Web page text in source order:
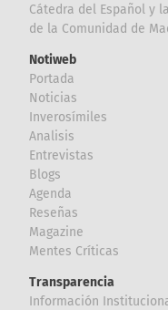
Cátedra del Español y
de la Comunidad de
Notiweb
Portada
Noticias
Inverosímiles
Analisis
Entrevistas
Blogs
Agenda
Reseñas
Magazine
Mentes Críticas
Transparencia
Información